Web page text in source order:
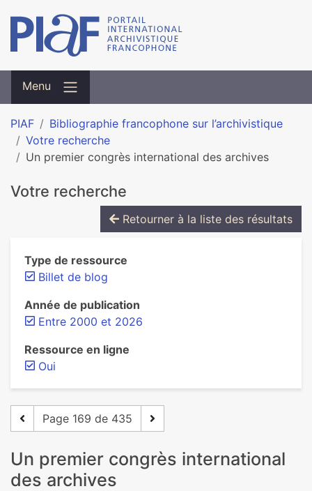
Menu
PIAF
Bibliographie francophone sur l’archivistique
Votre recherche
Un premier congrès international des archives
Votre recherche
Retourner à la liste des résultats
Type de ressource
Billet de blog
Année de publication
Entre 2000 et 2026
Ressource en ligne
Oui
Page 169 de 435
Un premier congrès international
des archives